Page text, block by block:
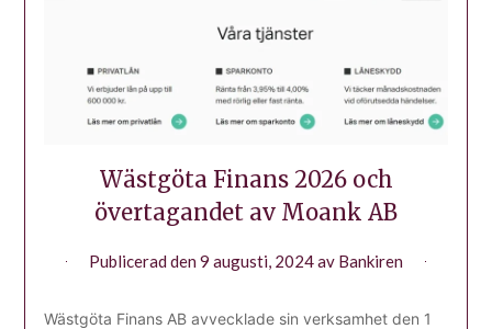
Wästgöta Finans 2026 och
övertagandet av Moank AB
Publicerad den 9 augusti, 2024av Bankiren
Wästgöta Finans AB avvecklade sin verksamhet den 1